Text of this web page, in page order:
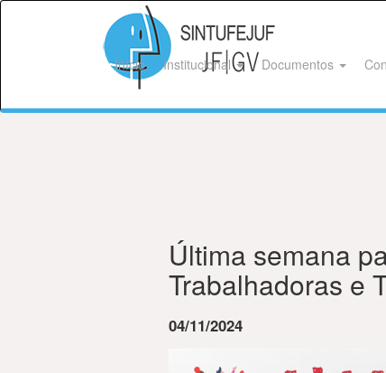
Início Institucional Documentos
Última semana
Trabalhadoras e
04/11/2024